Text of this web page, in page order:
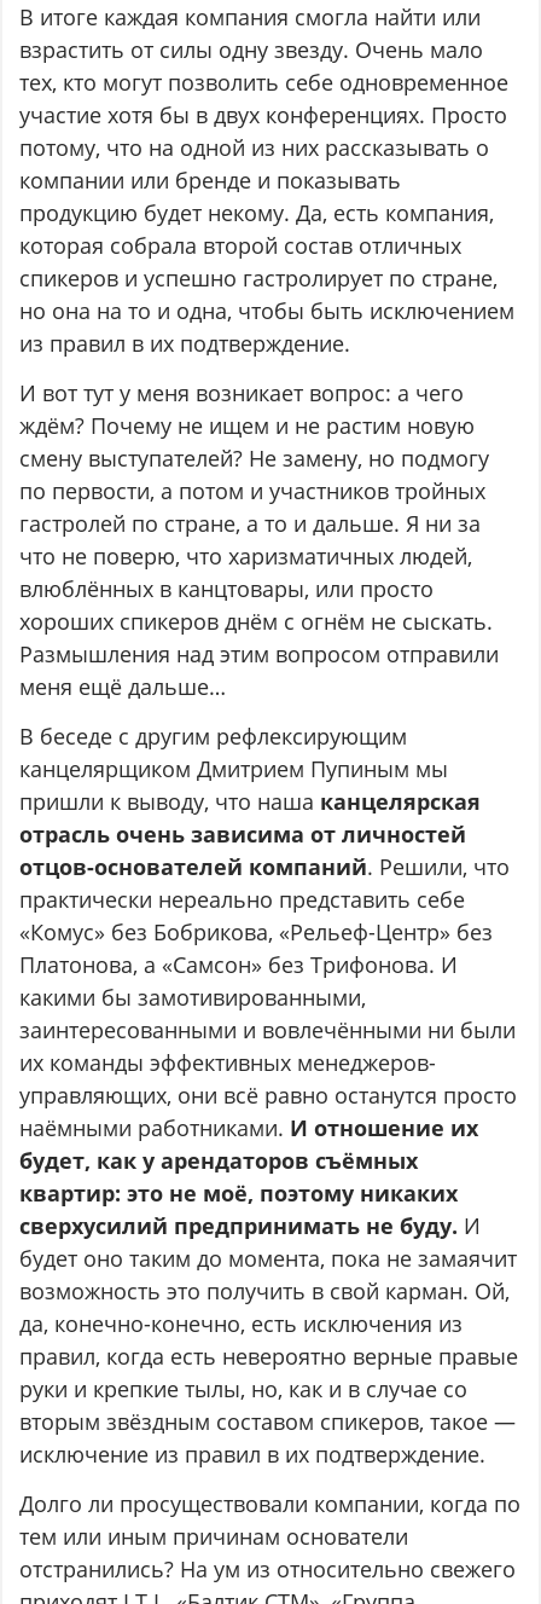
В итоге каждая компания смогла найти или
взрастить от силы одну звезду. Очень мало
тех, кто могут позволить себе одновременное
участие хотя бы в двух конференциях. Просто
потому, что на одной из них рассказывать о
компании или бренде и показывать
продукцию будет некому. Да, есть компания,
которая собрала второй состав отличных
спикеров и успешно гастролирует по стране,
но она на то и одна, чтобы быть исключением
из правил в их подтверждение.
И вот тут у меня возникает вопрос: а чего
ждём? Почему не ищем и не растим новую
смену выступателей? Не замену, но подмогу
по первости, а потом и участников тройных
гастролей по стране, а то и дальше. Я ни за
что не поверю, что харизматичных людей,
влюблённых в канцтовары, или просто
хороших спикеров днём с огнём не сыскать.
Размышления над этим вопросом отправили
меня ещё дальше…
В беседе с другим рефлексирующим
канцелярщиком Дмитрием Пупиным мы
пришли к выводу, что наша канцелярская
отрасль очень зависима от личностей
отцов-основателей компаний. Решили, что
практически нереально представить себе
«Комус» без Бобрикова, «Рельеф-Центр» без
Платонова, а «Самсон» без Трифонова. И
какими бы замотивированными,
заинтересованными и вовлечёнными ни были
их команды эффективных менеджеров-
управляющих, они всё равно останутся просто
наёмными работниками. И отношение их
будет, как у арендаторов съёмных
квартир: это не моё, поэтому никаких
сверхусилий предпринимать не буду. И
будет оно таким до момента, пока не замаячит
возможность это получить в свой карман. Ой,
да, конечно-конечно, есть исключения из
правил, когда есть невероятно верные правые
руки и крепкие тылы, но, как и в случае со
вторым звёздным составом спикеров, такое —
исключение из правил в их подтверждение.
Долго ли просуществовали компании, когда по
тем или иным причинам основатели
отстранились? На ум из относительно свежего